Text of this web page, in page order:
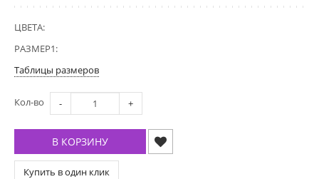
ЦВЕТА:
РАЗМЕР1:
Таблицы размеров
Кол-во - +
В КОРЗИНУ
Купить в один клик